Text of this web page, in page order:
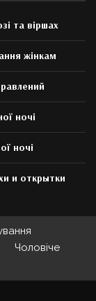
та віршах
жінкам
ночі
ночі
и открытки
Чоловіче